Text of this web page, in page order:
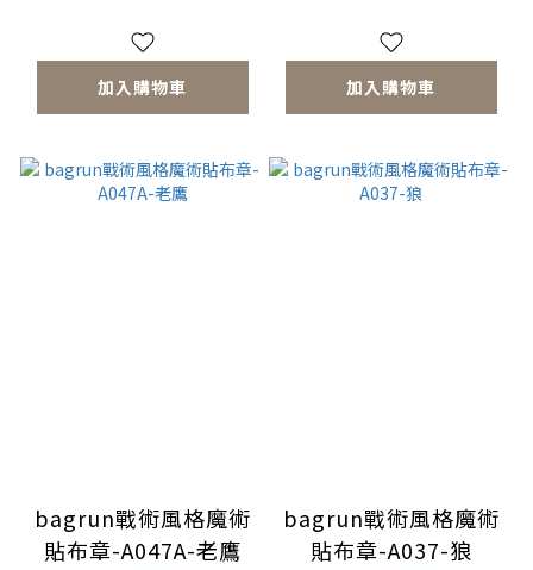
加入購物車 加入購物車
bagrun戰術風格魔術
貼布章-A047A-老鷹
bagrun戰術風格魔術
貼布章-A037-狼